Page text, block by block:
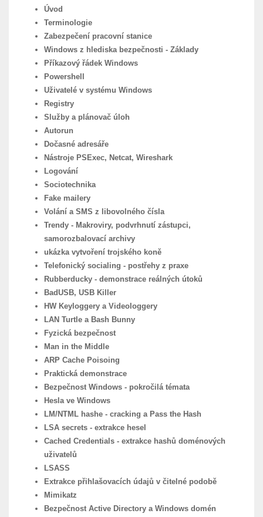
Úvod
Terminologie
Zabezpečení pracovní stanice
Windows z hlediska bezpečnosti - Základy
Příkazový řádek Windows
Powershell
Uživatelé v systému Windows
Registry
Služby a plánovač úloh
Autorun
Dočasné adresáře
Nástroje PSExec, Netcat, Wireshark
Logování
Sociotechnika
Fake mailery
Volání a SMS z libovolného čísla
Trendy - Makroviry, podvrhnutí zástupci,
samorozbalovací archivy
ukázka vytvoření trojského koně
Telefonický socialing - postřehy z praxe
Rubberducky - demonstrace reálných útoků
BadUSB, USB Killer
HW Keyloggery a Videologgery
LAN Turtle a Bash Bunny
Fyzická bezpečnost
Man in the Middle
ARP Cache Poisoing
Praktická demonstrace
Bezpečnost Windows - pokročilá témata
Hesla ve Windows
LM/NTML hashe - cracking a Pass the Hash
LSA secrets - extrakce hesel
Cached Credentials - extrakce hashů doménových
uživatelů
LSASS
Extrakce přihlašovacích údajů v čitelné podobě
Mimikatz
Bezpečnost Active Directory a Windows domén